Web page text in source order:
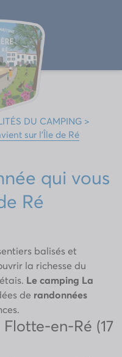
Ré
DU CAMPING >
sur l’Île de Ré
qui vous
Ré
balisés et
la richesse du
Le camping La
de randonnées
en-Ré (17